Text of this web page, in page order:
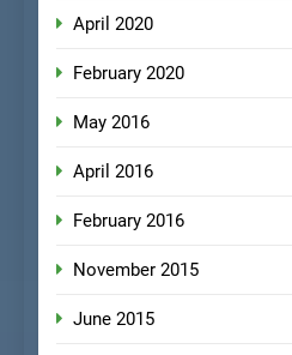
April 2020
February 2020
May 2016
April 2016
February 2016
November 2015
June 2015